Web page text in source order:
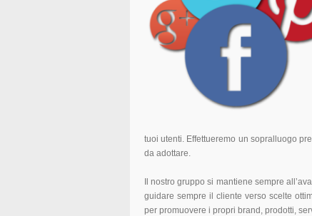
tuoi utenti. Effettueremo un sopralluogo
da adottare.
Il nostro gruppo si mantiene sempre
guidare sempre il cliente verso scelte
per promuovere i propri brand, prodotti,